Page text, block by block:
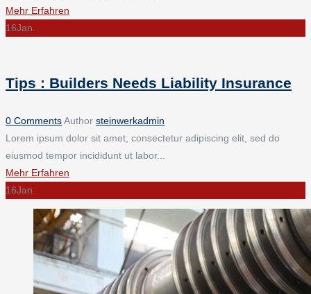
Mehr Erfahren
16Jan.
Tips : Builders Needs Liability Insurance
0 CommentsAuthor steinwerkadmin
Lorem ipsum dolor sit amet, consectetur adipiscing elit, sed do
eiusmod tempor incididunt ut labor...
Mehr Erfahren
16Jan.